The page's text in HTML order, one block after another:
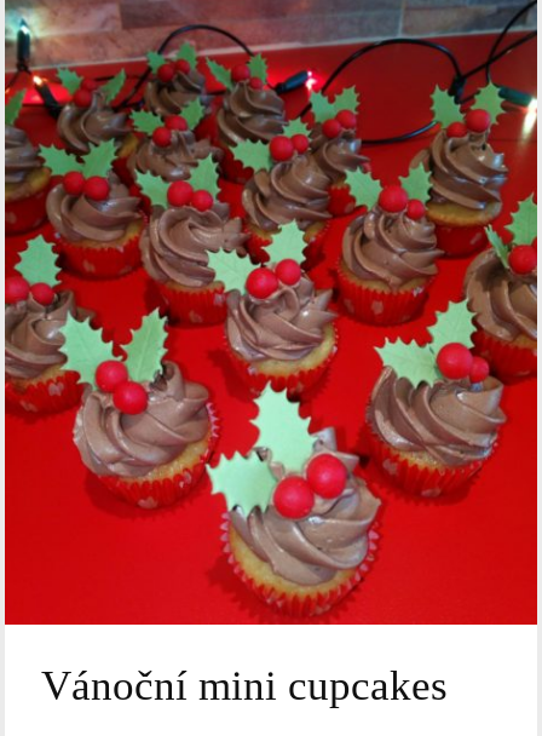
Vánoční mini cupcakes